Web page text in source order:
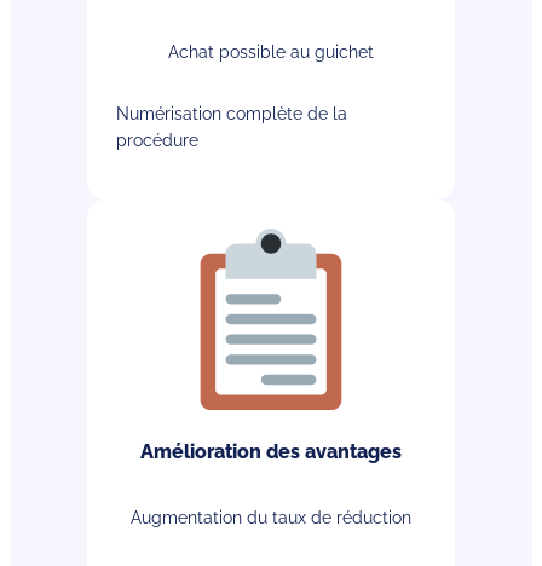
Achat possible au guichet
Numérisation complète de la
procédure
Amélioration des avantages
Augmentation du taux de réduction